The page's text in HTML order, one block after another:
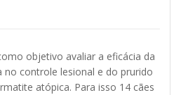
objetivo avaliar a eficácia da
no controle lesional e do prurido
atópica. Para isso 14 cães